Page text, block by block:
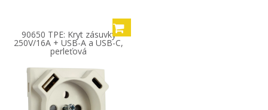
90650 TPE: Kryt zásuvky
250V/16A + USB-A a USB-C,
perleťová